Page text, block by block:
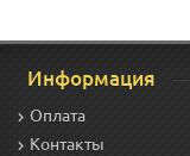
Информация
Оплата
Контакты